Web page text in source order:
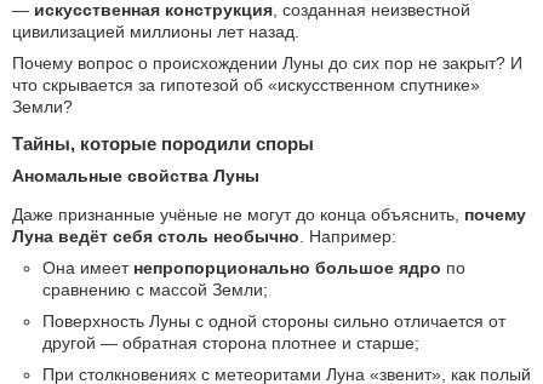
— искусственная конструкция, созданная неизвестной
цивилизацией миллионы лет назад.
Почему вопрос о происхождении Луны до сих пор не закрыт? И
что скрывается за гипотезой об «искусственном спутнике»
Земли?
Тайны, которые породили споры
Аномальные свойства Луны
Даже признанные учёные не могут до конца объяснить, почему
Луна ведёт себя столь необычно. Например:
Она имеет непропорционально большое ядро по
сравнению с массой Земли;
Поверхность Луны с одной стороны сильно отличается от
другой — обратная сторона плотнее и старше;
При столкновениях с метеоритами Луна «звенит», как полый